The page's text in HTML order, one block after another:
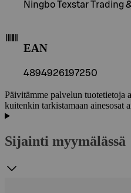
Ningbo Texstar Trading
EAN
4894926197250
Päivitämme palvelun tuotetietoja
kuitenkin tarkistamaan ainesosat
Sijainti myymälässä